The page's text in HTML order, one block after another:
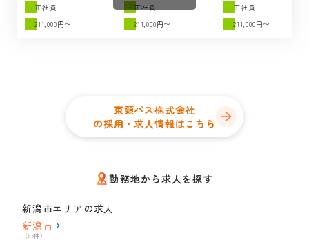
正社員
211,000円〜
正社員
211,000円〜
正社員
211,000円〜
東頸バス株式会社
の採用・求人情報はこちら
勤務地から求人を探す
新潟市エリアの求人
新潟市
（53件）